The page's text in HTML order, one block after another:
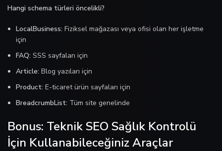
Hangi schema türleri öncelikli?
LocalBusiness: Fiziksel mağazası veya ofisi olan her işletme
için
FAQ: SSS sayfaları için
Article: Blog yazıları için
Product: E-ticaret ürün sayfaları için
BreadcrumbList: Tüm site genelinde
Bonus: Teknik SEO Sağlık Kontrolü
İçin Kullanabileceğiniz Araçlar